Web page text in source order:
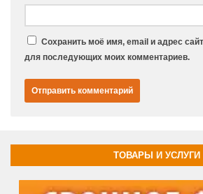
Сохранить моё имя, email и адрес
для последующих моих комментариев.
ТОВАРЫ И УСЛУГИ